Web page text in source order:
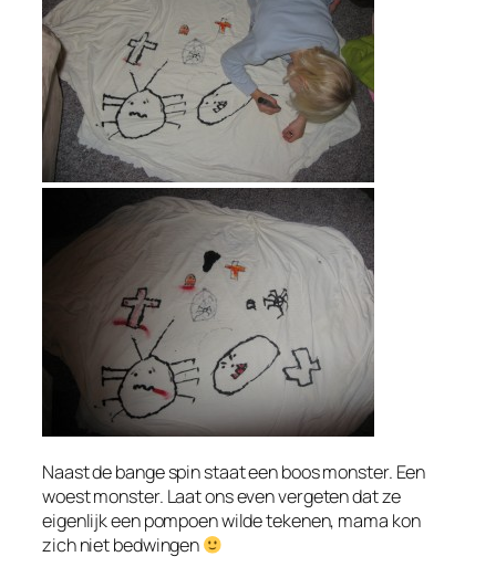
Naast de bange spin staat een boos monster. Een
woest monster. Laat ons even vergeten dat ze
eigenlijk een pompoen wilde tekenen, mama kon
zich niet bedwingen